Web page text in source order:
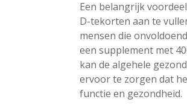
Een belangrijk
D-tekorten aan te
mensen die
een supplement met
kan de algehele
ervoor te zorgen dat
functie en gezondheid.